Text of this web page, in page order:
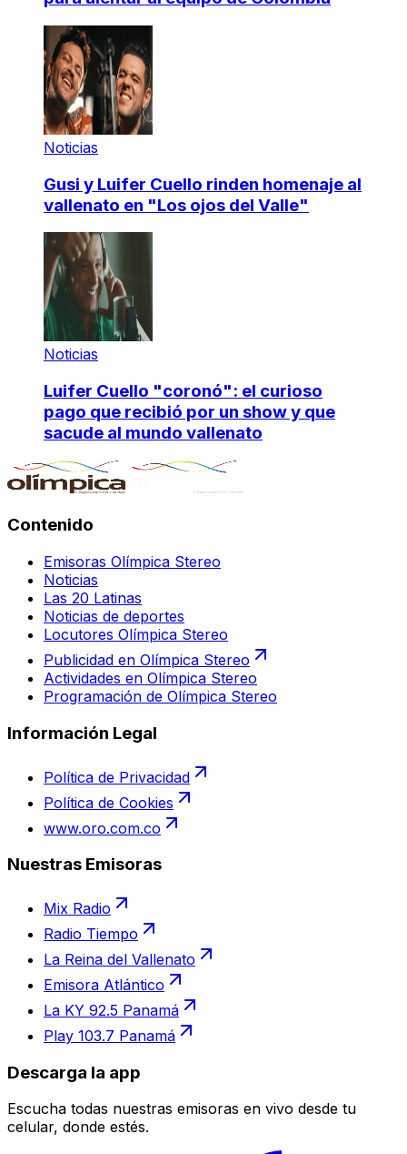
Noticias
Gusi y Luifer Cuello rinden homenaje al
vallenato en "Los ojos del Valle"
Noticias
Luifer Cuello "coronó": el curioso
pago que recibió por un show y que
sacude al mundo vallenato
Contenido
Emisoras Olímpica Stereo
Noticias
Las 20 Latinas
Noticias de deportes
Locutores Olímpica Stereo
Publicidad en Olímpica Stereo
Actividades en Olímpica Stereo
Programación de Olímpica Stereo
Información Legal
Política de Privacidad
Política de Cookies
www.oro.com.co
Nuestras Emisoras
Mix Radio
Radio Tiempo
La Reina del Vallenato
Emisora Atlántico
La KY 92.5 Panamá
Play 103.7 Panamá
Descarga la app
Escucha todas nuestras emisoras en vivo desde tu
celular, donde estés.